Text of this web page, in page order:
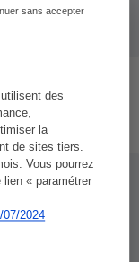
utilisent des
la
de sites tiers.
Vous pourrez
« paramétrer
2024
sans accepter